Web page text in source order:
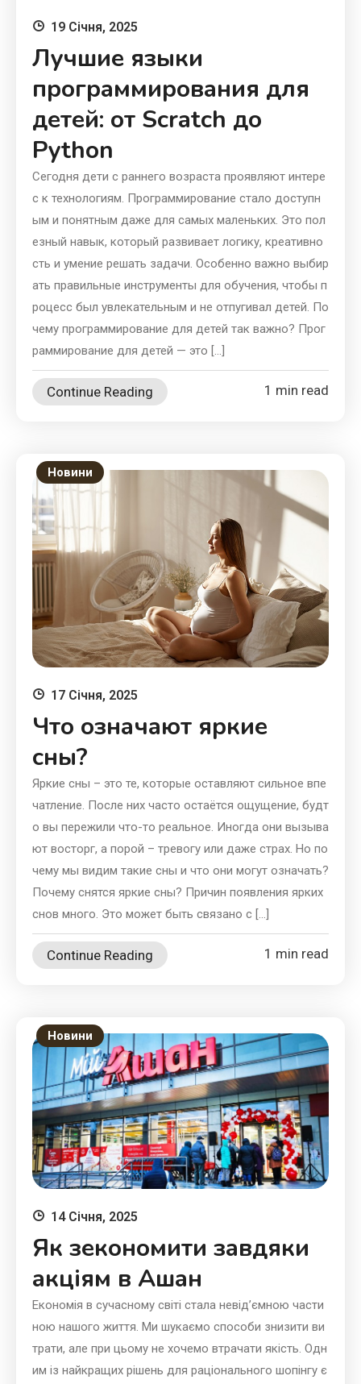
19 Січня, 2025
Лучшие языки
программирования для
детей: от Scratch до
Python
Сегодня дети с раннего возраста проявляют интере
с к технологиям. Программирование стало доступн
ым и понятным даже для самых маленьких. Это пол
езный навык, который развивает логику, креативно
сть и умение решать задачи. Особенно важно выбир
ать правильные инструменты для обучения, чтобы п
роцесс был увлекательным и не отпугивал детей. По
чему программирование для детей так важно? Прог
раммирование для детей — это […]
Continue Reading 1 min read
Новини
17 Січня, 2025
Что означают яркие
сны?
Яркие сны – это те, которые оставляют сильное впе
чатление. После них часто остаётся ощущение, будт
о вы пережили что-то реальное. Иногда они вызыва
ют восторг, а порой – тревогу или даже страх. Но по
чему мы видим такие сны и что они могут означать?
Почему снятся яркие сны? Причин появления ярких
снов много. Это может быть связано с […]
Continue Reading 1 min read
Новини
14 Січня, 2025
Як зекономити завдяки
акціям в Ашан
Економія в сучасному світі стала невід’ємною части
ною нашого життя. Ми шукаємо способи знизити ви
трати, але при цьому не хочемо втрачати якість. Одн
им із найкращих рішень для раціонального шопінгу є